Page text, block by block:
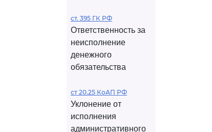
ст. 395 ГК РФ
Ответственность за
неисполнение
денежного
обязательства
ст 20.25 КоАП РФ
Уклонение от
исполнения
административного